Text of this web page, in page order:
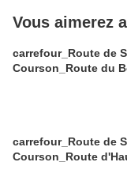
Vous aimerez
carrefour_Route de
Courson_Route du
carrefour_Route de
Courson_Route